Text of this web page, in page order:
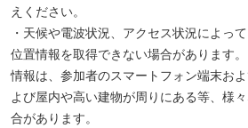
えください。
・天候や電波状況、アクセス状況によっ
位置情報を取得できない場合があります
情報は、参加者のスマートフォン端末お
よび屋内や高い建物が周りにある等、様
合があります。